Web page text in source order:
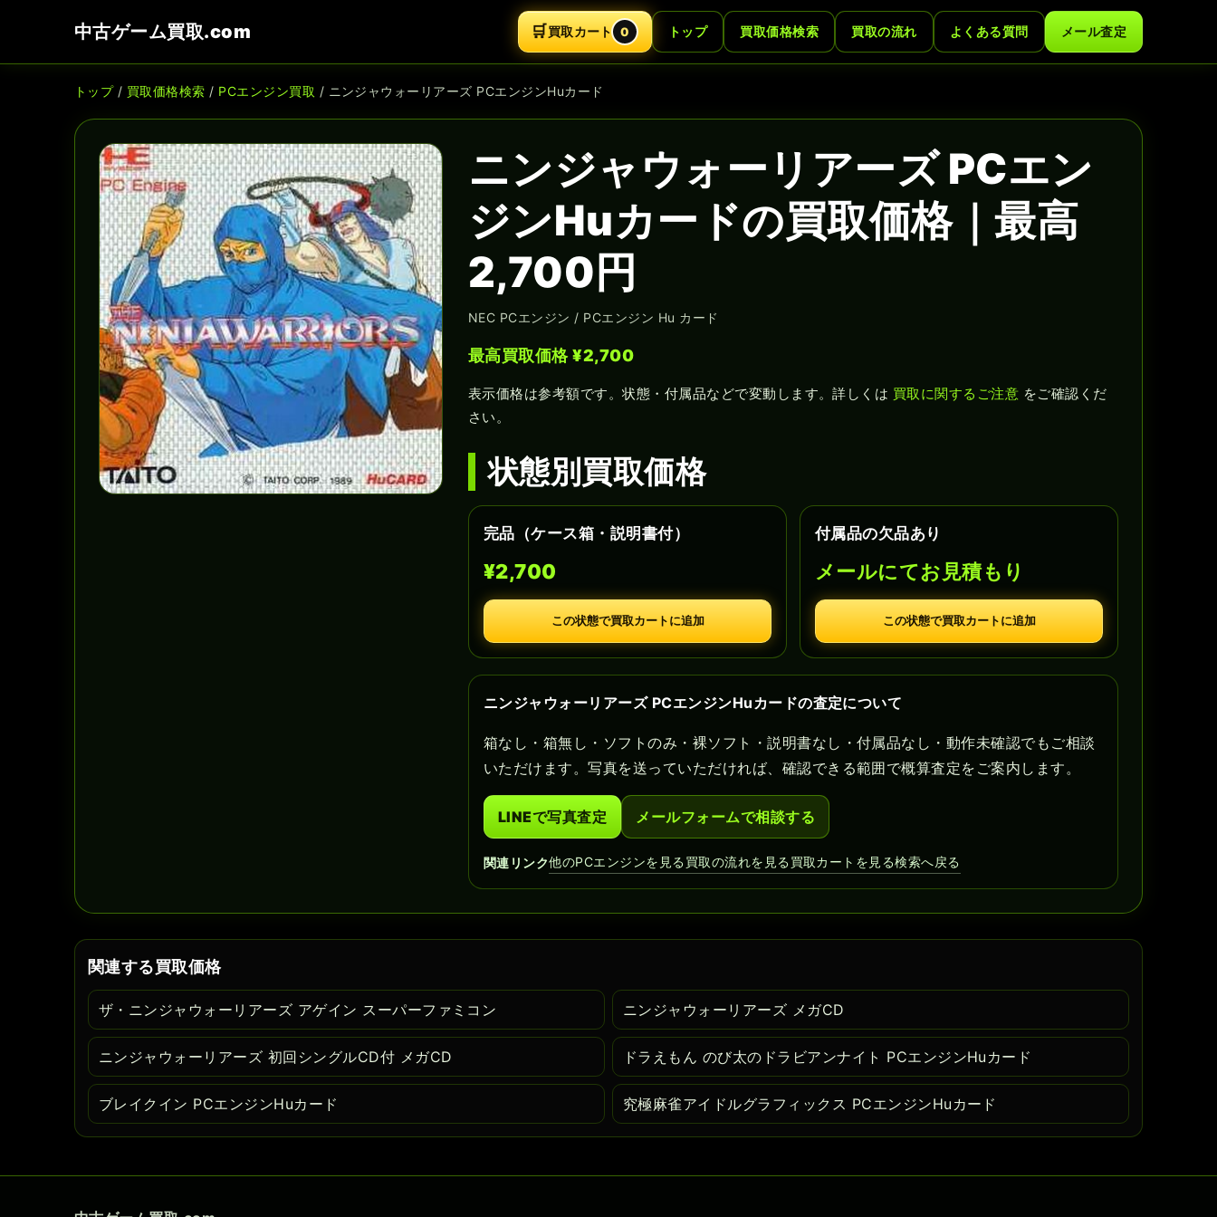
中古ゲーム買取.com 🛒買取カート 0 トップ 買取価格検索 買取の流れ よくある質問 メール査定
トップ/ 買取価格検索 / PCエンジン買取 / ニンジャウォーリアーズ PCエンジンHuカード
ニンジャウォーリアーズ PCエン
ジンHuカードの買取価格｜最高
2,700円
NEC PCエンジン / PCエンジン Hu カード
最高買取価格 ¥2,700
表示価格は参考額です。状態・付属品などで変動します。詳しくは 買取に関するご注意 をご確認くだ
さい。
状態別買取価格
完品（ケース箱・説明書付）
¥2,700
この状態で買取カートに追加
付属品の欠品あり
メールにてお見積もり
この状態で買取カートに追加
ニンジャウォーリアーズ PCエンジンHuカードの査定について
箱なし・箱無し・ソフトのみ・裸ソフト・説明書なし・付属品なし・動作未確認でもご相談
いただけます。写真を送っていただければ、確認できる範囲で概算査定をご案内します。
LINEで写真査定 メールフォームで相談する
関連リンク他のPCエンジンを見る買取の流れを見る買取カートを見る検索へ戻る
関連する買取価格
ザ・ニンジャウォーリアーズ アゲイン スーパーファミコン ニンジャウォーリアーズ メガCD
ニンジャウォーリアーズ 初回シングルCD付 メガCD ドラえもん のび太のドラビアンナイト PCエンジンHuカード
ブレイクイン PCエンジンHuカード 究極麻雀アイドルグラフィックス PCエンジンHuカード